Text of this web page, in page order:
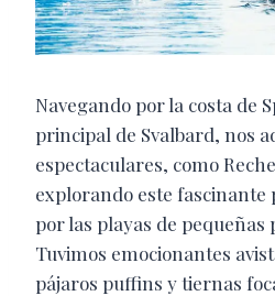
Navegando por la costa de
principal de Svalbard, nos
espectaculares, como
explorando este fascinante
por las playas de pequeñas
Tuvimos emocionantes
pájaros puffins y tiernas